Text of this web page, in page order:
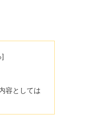
容としては